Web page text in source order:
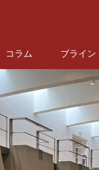
コラム ブライン